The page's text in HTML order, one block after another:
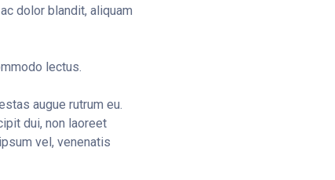
dolor blandit, aliquam
lectus.
augue rutrum eu.
dui, non laoreet
vel, venenatis